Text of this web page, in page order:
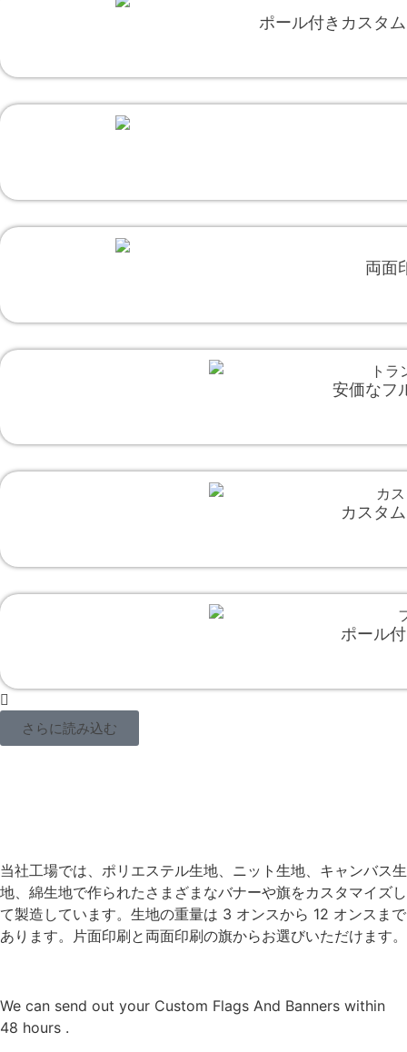
ポール付きカスタ
両面
安価なフ
カスタ
ポール
さらに読み込む
当社工場では、ポリエステル生地、ニット生地、キャンバス生
地、綿生地で作られたさまざまなバナーや旗をカスタマイズし
て製造しています。生地の重量は 3 オンスから 12 オンスまで
あります。片面印刷と両面印刷の旗からお選びいただけます。
We can send out your Custom Flags And Banners within
48 hours .